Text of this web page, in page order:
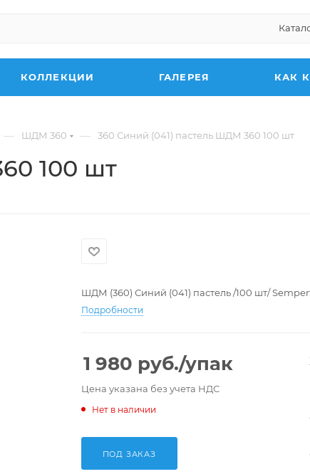
КОЛЛЕКЦИИ ГАЛЕРЕЯ КАК
— ШДМ 360 — 360 Синий (041) пастель ШДМ 360 100 шт
100 шт
ШДМ (360) Синий (041) пастель /100 шт/
Подробности
1 980 руб./упак
Цена указана без учета НДС
Нет в наличии
ПОД ЗАКАЗ